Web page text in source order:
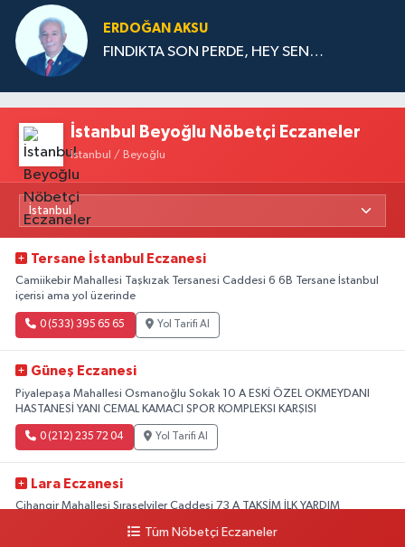
ERDOĞAN AKSU
FINDIKTA SON PERDE, HEY SEN…
İstanbul Beyoğlu Nöbetçi Eczaneler
İstanbul / Beyoğlu
Tersane İstanbul Eczanesi
Camiikebir Mahallesi Taşkızak Tersanesi Caddesi 6 6B Tersane İstanbul
içerisi ama yol üzerinde
0 (533) 395 65 65 Yol Tarifi Al
Güneş Eczanesi
Piyalepaşa Mahallesi Osmanoğlu Sokak 10 A ESKİ ÖZEL OKMEYDANI
HASTANESİ YANI CEMAL KAMACI SPOR KOMPLEKSI KARŞISI
0 (212) 235 72 04 Yol Tarifi Al
Lara Eczanesi
Cihangir Mahallesi Sıraselviler Caddesi 73 A TAKSİM İLK YARDIM
Tüm Nöbetçi Eczaneler